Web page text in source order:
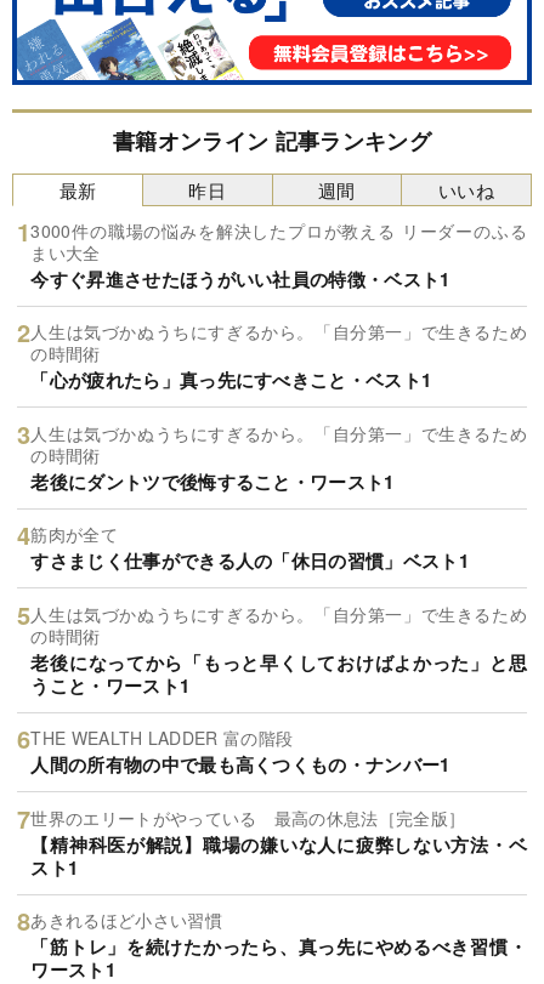
書籍オンライン 記事ランキング
最新
3000件の職場の悩みを解決したプロが教える リーダーのふる
まい大全
今すぐ昇進させたほうがいい社員の特徴・ベスト1
人生は気づかぬうちにすぎるから。「自分第一」で生きるため
の時間術
「心が疲れたら」真っ先にすべきこと・ベスト1
人生は気づかぬうちにすぎるから。「自分第一」で生きるため
の時間術
老後にダントツで後悔すること・ワースト1
筋肉が全て
すさまじく仕事ができる人の「休日の習慣」ベスト1
人生は気づかぬうちにすぎるから。「自分第一」で生きるため
の時間術
老後になってから「もっと早くしておけばよかった」と思
うこと・ワースト1
THE WEALTH LADDER 富の階段
人間の所有物の中で最も高くつくもの・ナンバー1
世界のエリートがやっている 最高の休息法［完全版］
【精神科医が解説】職場の嫌いな人に疲弊しない方法・ベ
スト1
あきれるほど小さい習慣
「筋トレ」を続けたかったら、真っ先にやめるべき習慣・
ワースト1
昨日 週間 いいね